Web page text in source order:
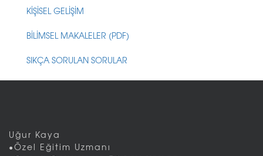
KİŞİSEL GELİŞİM
BİLİMSEL MAKALELER (PDF)
SIKÇA SORULAN SORULAR
Uğur Kaya
•Özel Eğitim Uzmanı